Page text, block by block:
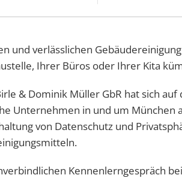
und verlässlichen
Ihrer Büros oder Ihrer Kita
& Dominik Müller GbR hat sich
Unternehmen in und um
von Datenschutz und
Kennenlerngespräch